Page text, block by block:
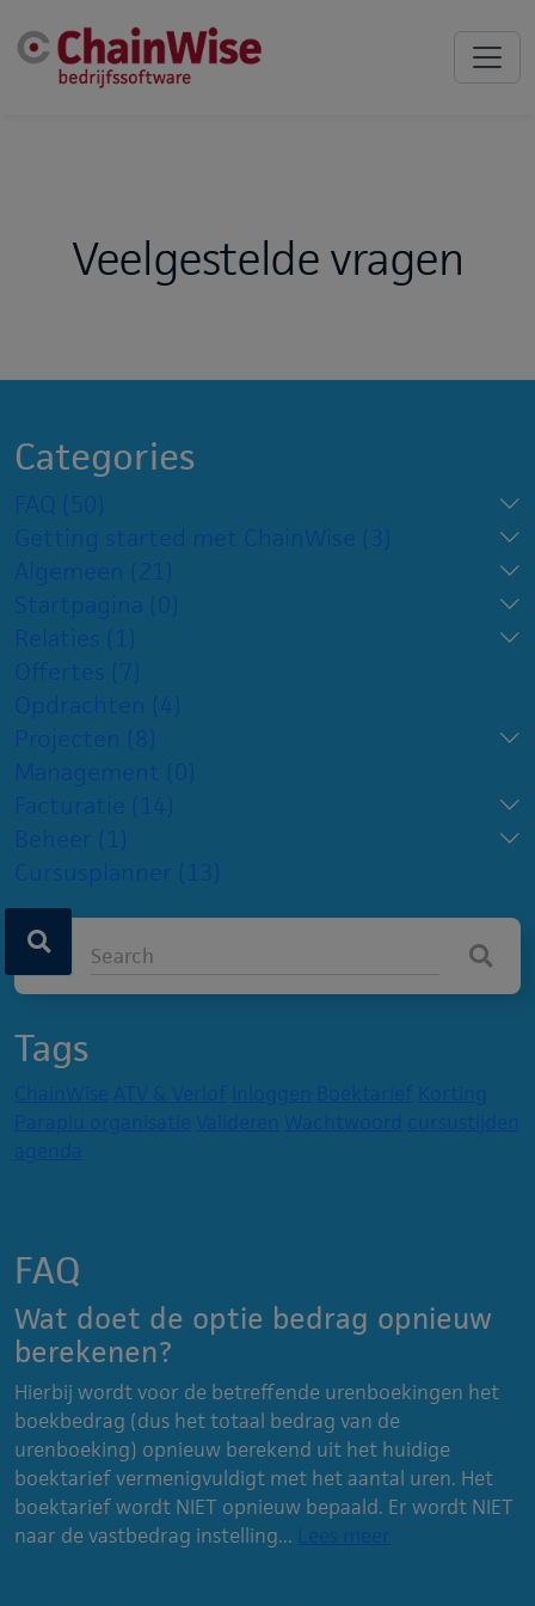
Veelgestelde vragen
Categories
FAQ (50)
Getting started met ChainWise (3)
Algemeen (21)
Startpagina (0)
Relaties (1)
Offertes (7)
Opdrachten (4)
Projecten (8)
Management (0)
Facturatie (14)
Beheer (1)
Cursusplanner (13)
Tags
ChainWise ATV & Verlof Inloggen Boektarief Korting
Paraplu organisatie Valideren Wachtwoord
cursustijden
agenda
FAQ
Wat doet de optie bedrag opnieuw
berekenen?
Hierbij wordt voor de betreffende urenboekingen het
boekbedrag (dus het totaal bedrag van de
urenboeking) opnieuw berekend uit het huidige
boektarief vermenigvuldigt met het aantal uren. Het
boektarief wordt NIET opnieuw bepaald. Er wordt NIET
naar de vastbedrag instelling... Lees meer